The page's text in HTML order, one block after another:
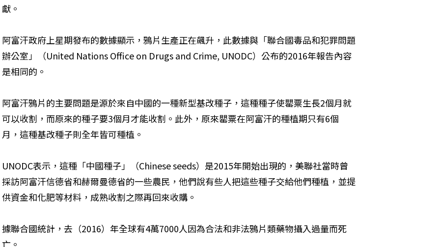
獻。
阿富汗政府上星期發布的數據顯示，鴉片生產正在飆升，此數據與「聯合國毒品和犯罪問題
辦公室」（United Nations Office on Drugs and Crime, UNODC）公布的2016年報告內容
是相同的。
阿富汗鴉片的主要問題是源於來自中國的一種新型基改種子，這種種子使罌粟生長2個月就
可以收割，而原來的種子要3個月才能收割。此外，原來罌粟在阿富汗的種植期只有6個
月，這種基改種子則全年皆可種植。
UNODC表示，這種「中國種子」（Chinese seeds）是2015年開始出現的，美聯社當時曾
採訪阿富汗信德省和赫爾曼德省的一些農民，他們說有些人把這些種子交給他們種植，並提
供資金和化肥等材料，成熟收割之際再回來收購。
據聯合國統計，去（2016）年全球有4萬7000人因為合法和非法鴉片類藥物攝入過量而死
亡。